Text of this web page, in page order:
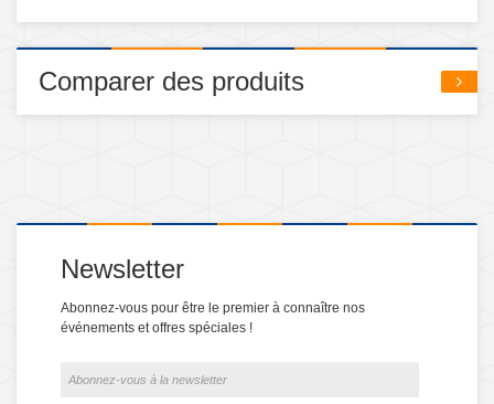
Comparer des produits
Newsletter
Abonnez-vous pour être le premier à connaître nos
événements et offres spéciales !